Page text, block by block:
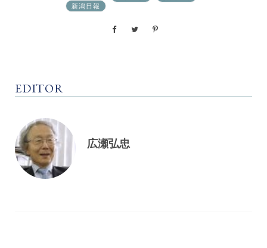
新潟日報
EDITOR
広瀬弘忠